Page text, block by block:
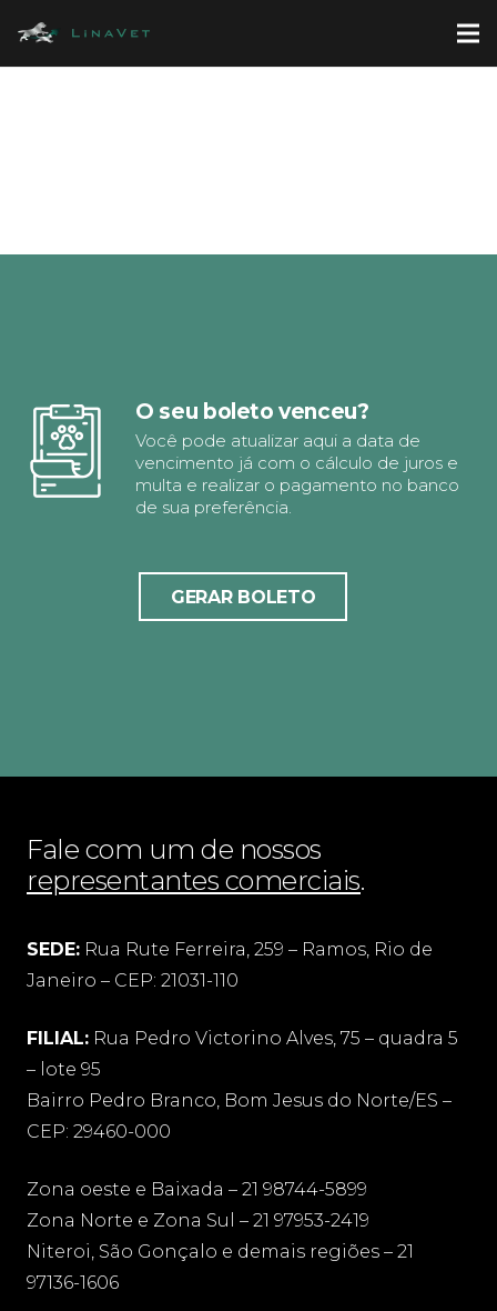
O seu boleto venceu?
Você pode atualizar aqui a data de
vencimento já com o cálculo de juros e
multa e realizar o pagamento no banco
de sua preferência.
GERAR BOLETO
Fale com um de nossos
representantes comerciais.
SEDE: Rua Rute Ferreira, 259 – Ramos, Rio de
Janeiro – CEP: 21031-110
FILIAL: Rua Pedro Victorino Alves, 75 – quadra 5
– lote 95
Bairro Pedro Branco, Bom Jesus do Norte/ES –
CEP: 29460-000
Zona oeste e Baixada – 21 98744-5899
Zona Norte e Zona Sul – 21 97953-2419
Niteroi, São Gonçalo e demais regiões – 21
97136-1606